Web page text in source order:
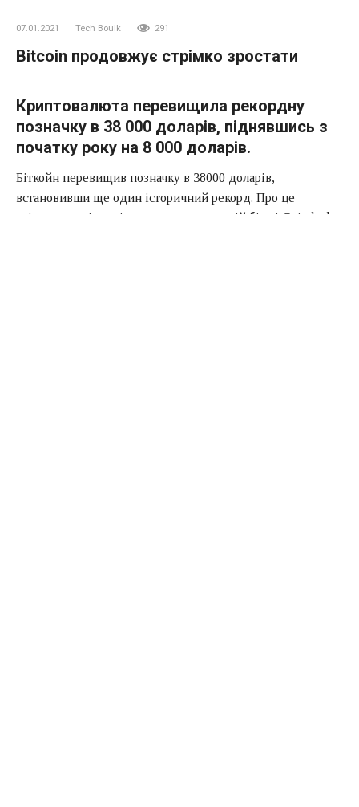
07.01.2021 Tech Boulk 291
Bitcoin продовжує стрімко зростати
Криптовалюта перевищила рекордну
позначку в 38 000 доларів, піднявшись з
початку року на 8 000 доларів.
Біткойн перевищив позначку в 38000 доларів,
встановивши ще один історичний рекорд. Про це
свідчать дані торгів на крипто-валютній біржі Coindesk в